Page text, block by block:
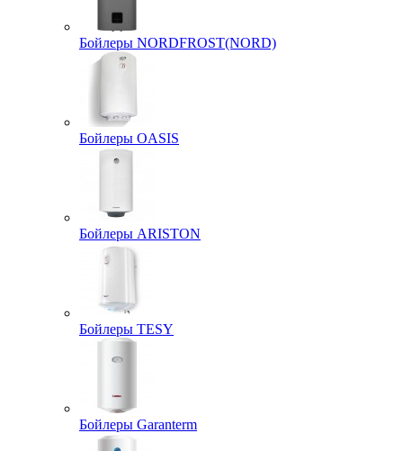
Бойлеры NORDFROST(NORD)
Бойлеры OASIS
Бойлеры ARISTON
Бойлеры TESY
Бойлеры Garanterm